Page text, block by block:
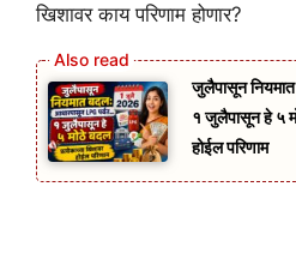
खिशावर काय परिणाम होणार?
जुलैपासून
१ जुलैपासून हे ५
होईल परिणाम